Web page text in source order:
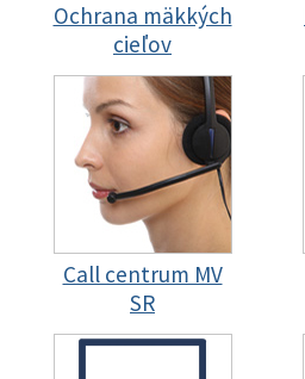
Ochrana mäkkých
cieľov
Call centrum MV
SR